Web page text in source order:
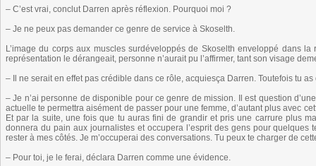
– C’est vrai, conclut Darren après réflexion. Pourquoi moi ?
– Je ne peux pas demander ce genre de service à Skoselth.
L’image du corps aux muscles surdéveloppés de Skoselth enveloppé dans
représentation le dérangeait, personne n’aurait pu l’affirmer, tant son visage
– Il ne serait en effet pas crédible dans ce rôle, acquiesça Darren. Toutefois tu
– Je n’ai personne de disponible pour ce genre de mission. Il est question
actuelle te permettra aisément de passer pour une femme, d’autant plus avec
Et par la suite, une fois que tu auras fini de grandir et pris une carrure plus
donnera du pain aux journalistes et occupera l’esprit des gens pour
rester à mes côtés. Je m’occuperai des conversations. Tu peux te charger de
– Pour toi, je le ferai, déclara Darren comme une évidence.